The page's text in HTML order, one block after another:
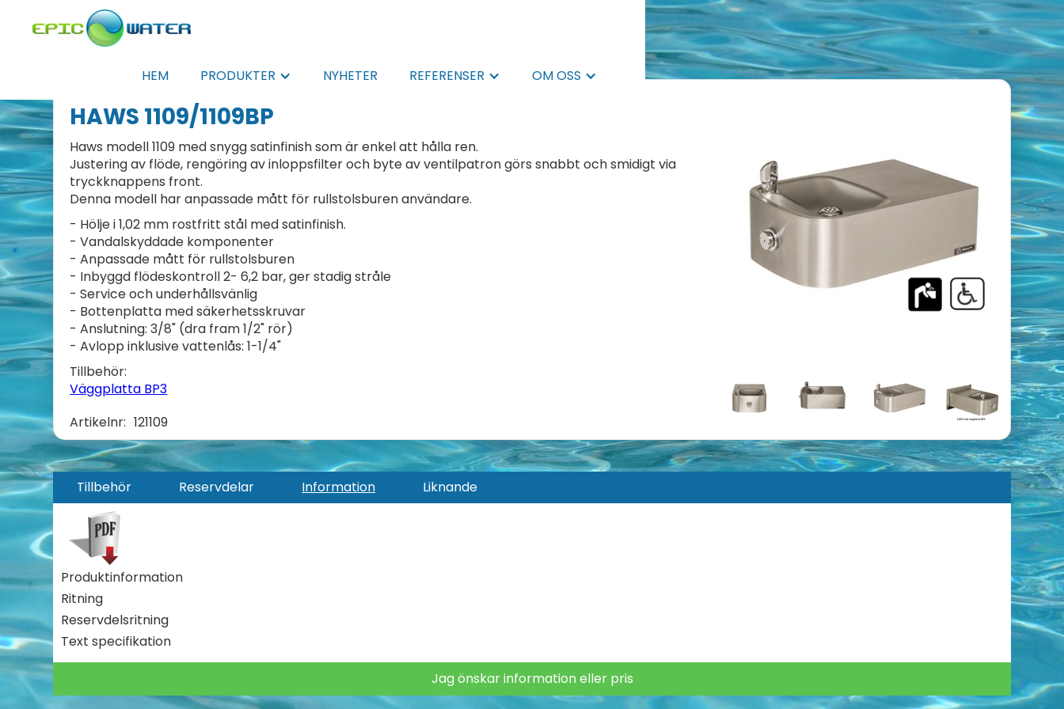
HEM PRODUKTER NYHETER REFERENSER OM OSS
HAWS 1109/1109BP
Haws modell 1109 med snygg satinfinish som är enkel att hålla ren.
Justering av flöde, rengöring av inloppsfilter och byte av ventilpatron görs snabbt och smidigt via
tryckknappens front.
Denna modell har anpassade mått för rullstolsburen användare.
- Hölje i 1,02 mm rostfritt stål med satinfinish.
- Vandalskyddade komponenter
- Anpassade mått för rullstolsburen
- Inbyggd flödeskontroll 2- 6,2 bar, ger stadig stråle
- Service och underhållsvänlig
- Bottenplatta med säkerhetsskruvar
- Anslutning: 3/8" (dra fram 1/2" rör)
- Avlopp inklusive vattenlås: 1-1/4"
Tillbehör:
Väggplatta BP3
Artikelnr: 121109
Tillbehör Reservdelar Information Liknande
Produktinformation
Ritning
Reservdelsritning
Text specifikation
Jag önskar information eller pris